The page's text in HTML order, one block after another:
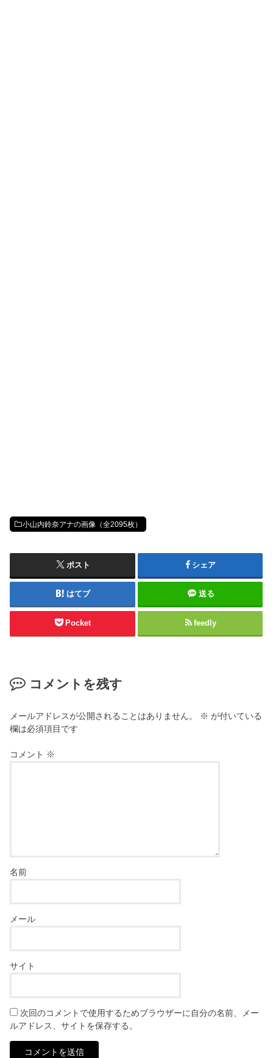
小山内鈴奈アナの画像（全2095枚）
ポスト シェア
はてブ 送る
Pocket feedly
コメントを残す
メールアドレスが公開されることはありません。 ※ が付いている
欄は必須項目です
コメント ※
名前
メール
サイト
次回のコメントで使用するためブラウザーに自分の名前、メー
ルアドレス、サイトを保存する。